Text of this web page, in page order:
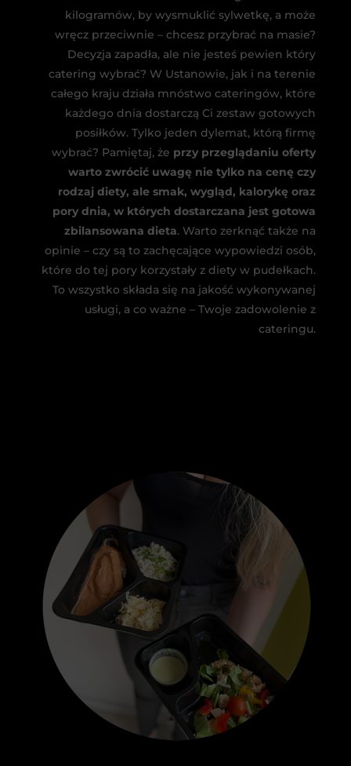
kilogramów, by wysmuklić sylwetkę, a może
wręcz przeciwnie – chcesz przybrać na masie?
Decyzja zapadła, ale nie jesteś pewien który
catering wybrać? W Ustanowie, jak i na terenie
całego kraju działa mnóstwo cateringów, które
każdego dnia dostarczą Ci zestaw gotowych
posiłków. Tylko jeden dylemat, którą firmę
wybrać? Pamiętaj, że przy przeglądaniu oferty
warto zwrócić uwagę nie tylko na cenę czy
rodzaj diety, ale smak, wygląd, kalorykę oraz
pory dnia, w których dostarczana jest gotowa
zbilansowana dieta. Warto zerknąć także na
opinie – czy są to zachęcające wypowiedzi osób,
które do tej pory korzystały z diety w pudełkach.
To wszystko składa się na jakość wykonywanej
usługi, a co ważne – Twoje zadowolenie z
cateringu.